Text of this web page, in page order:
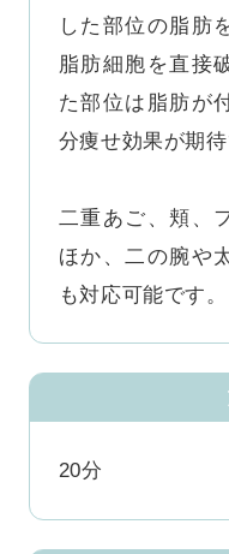
した部位の脂肪
脂肪細胞を直接
た部位は脂肪が
分痩せ効果が期待
二重あご、頬、
ほか、二の腕や
も対応可能です。
20分